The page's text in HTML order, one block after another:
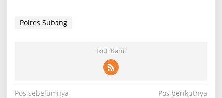
Polres Subang
Ikuti Kami
Pos sebelumnya
Pos berikutnya